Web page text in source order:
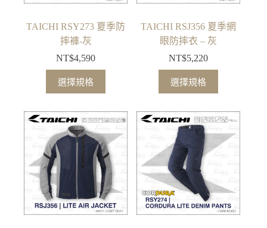
品
頁
選
擇
選
品
頁
選
擇
選
TAICHI RSY273 夏季防
摔褲-灰
NT$4,590
選擇規格
此
產
有
多
種
式。
可
在
TAICHI RSJ356 夏季網
眼防摔衣 – 灰
NT$5,220
選擇規格
此
產
有
多
種
款
式。
可
在